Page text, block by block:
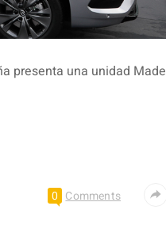
presenta una unidad Made
0 Comments